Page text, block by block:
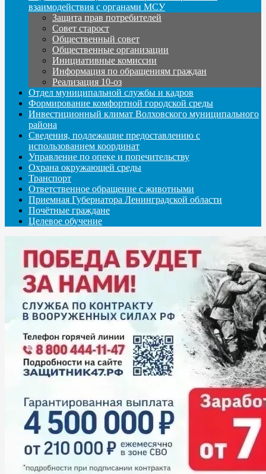
взаимодействия с органами МСУ
Защита прав потребителей
Совет старост
Общественный совет
Общественные организации
Инициативные комиссии
Информация по обращениям граждан
Реализация 10-оз
Отдел муниципальной службы и кадров
Формирование комфортной городской среды
Инвестиционный климат Волховского муниципального
района
Сведения, подлежащие предоставлению с
использованием координат
Управление по опеке и попечительству
Охрана окружающей среды
Транспорт
Ответственное обращение с животными
Приемная Губернатора Ленинградской области
Почётные граждане
Целевое обучение